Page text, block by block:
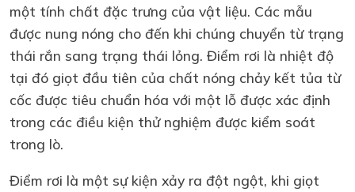
một tính chất đặc trưng của vật liệu. Các mẫu
được nung nóng cho đến khi chúng chuyển từ trạng
thái rắn sang trạng thái lỏng. Điểm rơi là nhiệt độ
tại đó giọt đầu tiên của chất nóng chảy kết tủa từ
cốc được tiêu chuẩn hóa với một lỗ được xác định
trong các điều kiện thử nghiệm được kiểm soát
trong lò.
Điểm rơi là một sự kiện xảy ra đột ngột, khi giọt